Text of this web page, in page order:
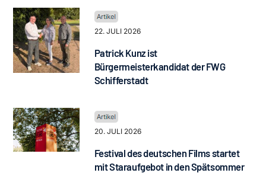
22. JULI 2026
Patrick Kunz ist
Bürgermeisterkandidat der FWG
Schifferstadt
20. JULI 2026
Festival des deutschen Films startet
mit Staraufgebot in den Spätsommer